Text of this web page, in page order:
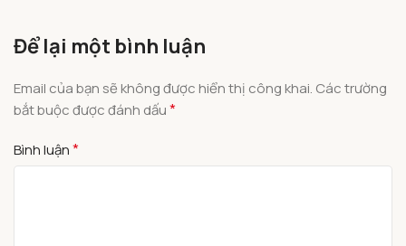
Để lại một bình luận
Email của bạn sẽ không được hiển thị công khai. Các trường
bắt buộc được đánh dấu*
Bình luận*